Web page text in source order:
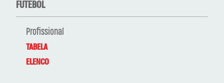
FUTEBOL
Profissional
TABELA
ELENCO